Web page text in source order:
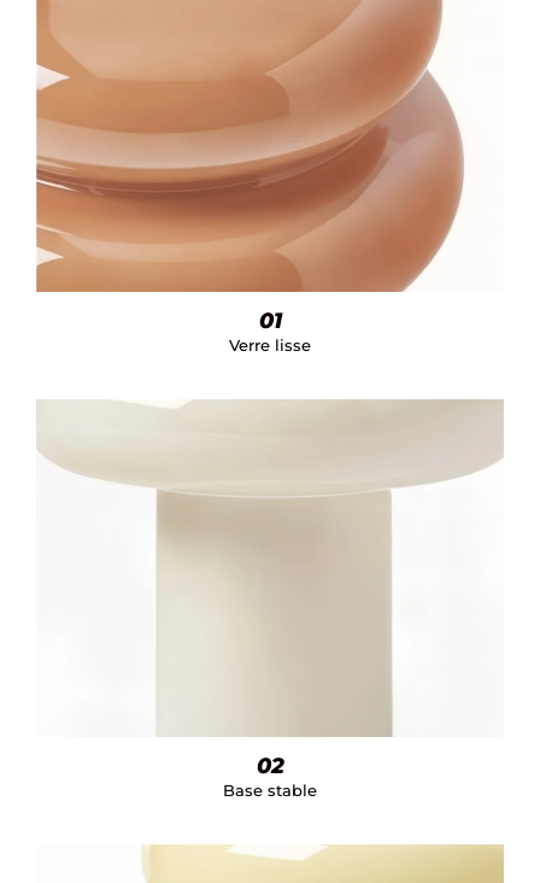
01
Verre lisse
02
Base stable